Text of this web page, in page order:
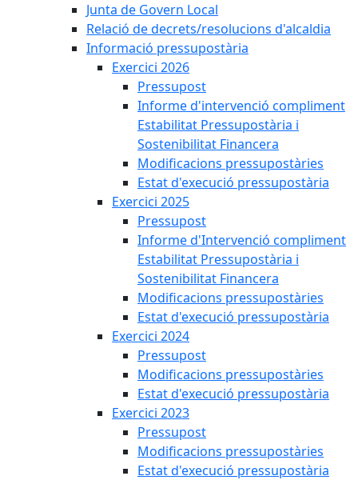
Junta de Govern Local
Relació de decrets/resolucions d'alcaldia
Informació pressupostària
Exercici 2026
Pressupost
Informe d'intervenció compliment
Estabilitat Pressupostària i
Sostenibilitat Financera
Modificacions pressupostàries
Estat d'execució pressupostària
Exercici 2025
Pressupost
Informe d'Intervenció compliment
Estabilitat Pressupostària i
Sostenibilitat Financera
Modificacions pressupostàries
Estat d'execució pressupostària
Exercici 2024
Pressupost
Modificacions pressupostàries
Estat d'execució pressupostària
Exercici 2023
Pressupost
Modificacions pressupostàries
Estat d'execució pressupostària